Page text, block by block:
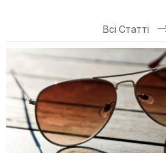
Всі Статті